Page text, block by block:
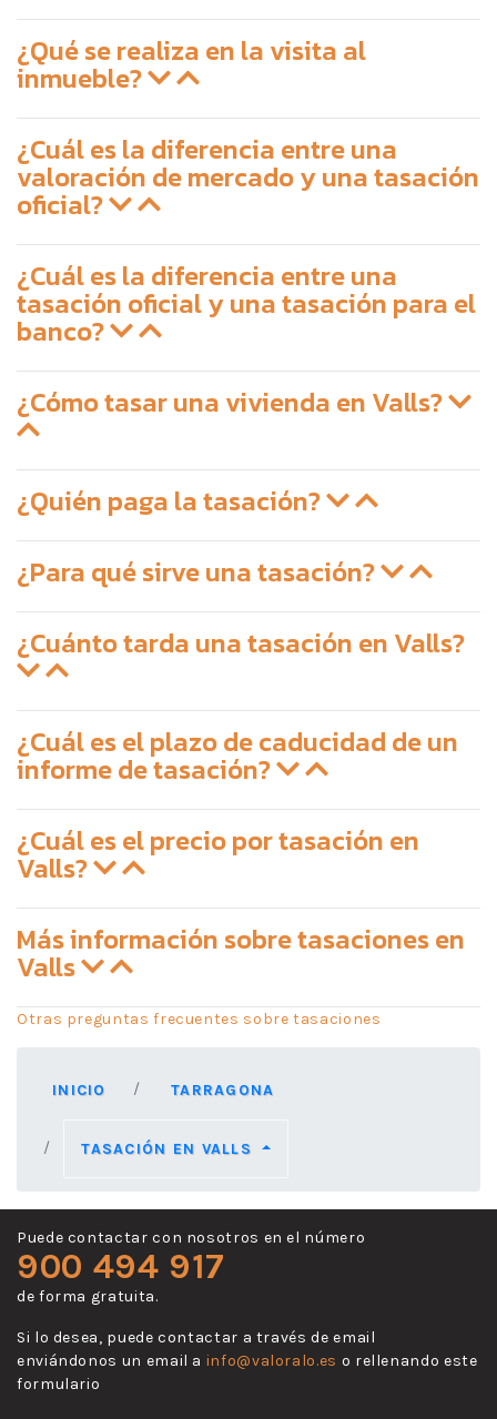
¿Qué se realiza en la visita al
inmueble?
¿Cuál es la diferencia entre una
valoración de mercado y una tasación
oficial?
¿Cuál es la diferencia entre una
tasación oficial y una tasación para el
banco?
¿Cómo tasar una vivienda en Valls?
¿Quién paga la tasación?
¿Para qué sirve una tasación?
¿Cuánto tarda una tasación en Valls?
¿Cuál es el plazo de caducidad de un
informe de tasación?
¿Cuál es el precio por tasación en
Valls?
Más información sobre tasaciones en
Valls
Otras preguntas frecuentes sobre tasaciones
INICIO TARRAGONA
TASACIÓN EN VALLS
Puede contactar con nosotros en el número
900 494 917
de forma gratuita.
Si lo desea, puede contactar a través de email
enviándonos un email a info@valoralo.es o rellenando este
formulario